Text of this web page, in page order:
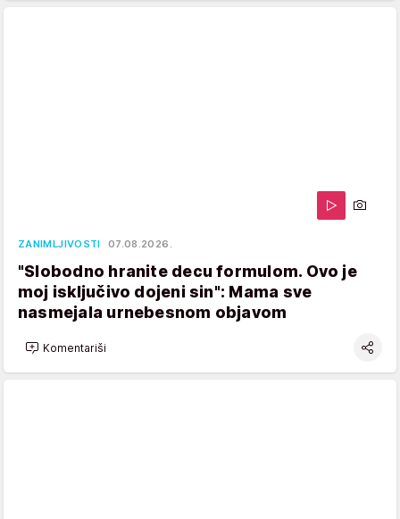
ZANIMLJIVOSTI 07.08.2026.
"Slobodno hranite decu formulom. Ovo je
moj isključivo dojeni sin": Mama sve
nasmejala urnebesnom objavom
Komentariši